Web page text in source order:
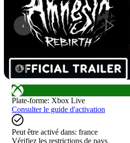
1/6
Plate-forme: Xbox Live
Consulter le guide d'activation
Peut être activé dans: france
Vérifiez les restrictions de pays